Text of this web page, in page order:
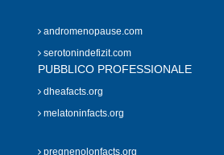
andromenopause.com
serotonindefizit.com
PUBBLICO PROFESSIONALE
dheafacts.org
melatoninfacts.org
pregnenolonfacts.org